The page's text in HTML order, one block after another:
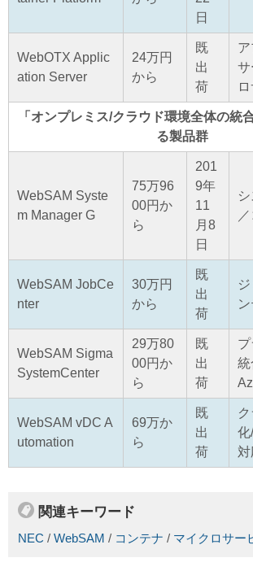
日
WebOTX Applic
ation Server
24万円
から
既
出
荷
サ
「オンプレミス/クラウド環境全体の統
る製品群
WebSAM Syste
m Manager G
75万96
00円か
ら
201
9年
11
月8
日
WebSAM JobCe
nter
30万円
から
既
出
荷
WebSAM Sigma
SystemCenter
29万80
00円か
ら
既
出
荷
統
WebSAM vDC A
utomation
69万か
ら
既
出
荷
化
関連キーワード
NEC / WebSAM / コンテナ / マイクロサー